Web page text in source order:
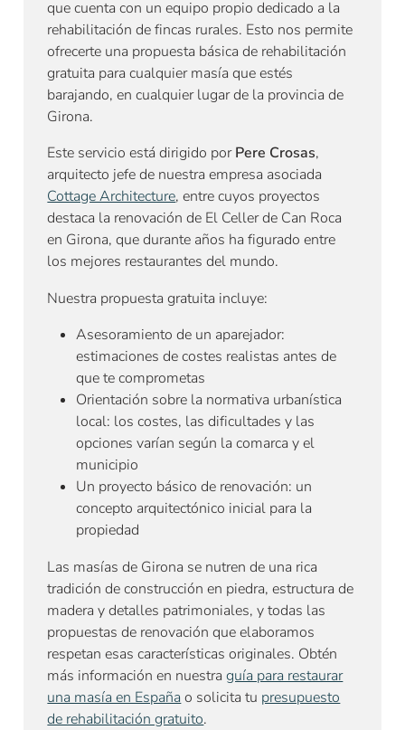
que cuenta con un equipo propio dedicado a la
rehabilitación de fincas rurales. Esto nos permite
ofrecerte una propuesta básica de rehabilitación
gratuita para cualquier masía que estés
barajando, en cualquier lugar de la provincia de
Girona.
Este servicio está dirigido porPere Crosas,
arquitecto jefe de nuestra empresa asociada
Cottage Architecture, entre cuyos proyectos
destaca la renovación de El Celler de Can Roca
en Girona, que durante años ha figurado entre
los mejores restaurantes del mundo.
Nuestra propuesta gratuita incluye:
Asesoramiento de un aparejador:
estimaciones de costes realistas antes de
que te comprometas
Orientación sobre la normativa urbanística
local: los costes, las dificultades y las
opciones varían según la comarca y el
municipio
Un proyecto básico de renovación: un
concepto arquitectónico inicial para la
propiedad
Las masías de Girona se nutren de una rica
tradición de construcción en piedra, estructura de
madera y detalles patrimoniales, y todas las
propuestas de renovación que elaboramos
respetan esas características originales. Obtén
más información en nuestraguía para restaurar
una masía en España o solicita tu presupuesto
de rehabilitación gratuito.